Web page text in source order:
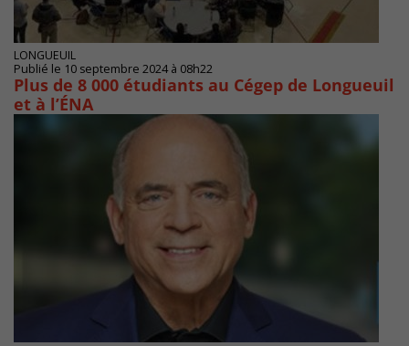
LONGUEUIL
Publié le 10 septembre 2024 à 08h22
Plus de 8 000 étudiants au Cégep de Longueuil
et à l’ÉNA